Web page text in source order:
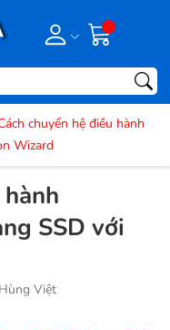
chuyển hệ điều hành
Wizard
SSD với
Việt